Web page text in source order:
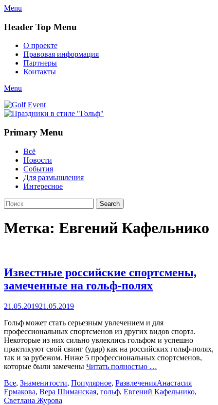
Menu
Header Top Menu
Skip
content
О проекте
Правовая информация
Партнеры
Контакты
Twitter
Email
YouTube
Website
Link
Menu
Golf Event
СМИ о гольфе, гольф-события, новости гольфа. Russian golf
Primary Menu
Skip
content
Всё
Новости
События
Для размышления
Интересное
Search
Search
for:
Метка: Евгений Кафельнико
Известные российские спортсмены,
замеченные на гольф-полях
Posted
21.05.201921.05.2019
Гольф может стать серьезным увлечением и для
профессиональных спортсменов из других видов спорта.
Некоторые из них сильно увлеклись гольфом и успешно
практикуют свой свинг (удар) как на российских гольф-полях,
так и за рубежом. Ниже 5 профессиональных спортсменов,
которые были замечены Читать полностью …
Categories
Все, Знаменитости, Популярное, РазвлеченияTags
Анастасия
Ермакова, Вера Шиманская, гольф, Евгений Кафельнико,
Светлана Журова